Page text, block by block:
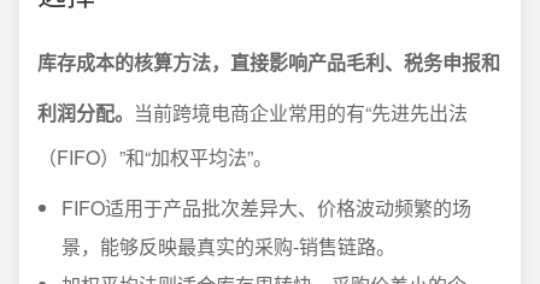
库存成本的核算方法，直接影响产品毛利、税务申报和
利润分配。 当前跨境电商企业常用的有“先进先出法
（FIFO）”和“加权平均法”。
FIFO适用于产品批次差异大、价格波动频繁的场
景，能够反映最真实的采购-销售链路。